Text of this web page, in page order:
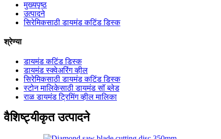
मुख्यपृष्ठ
उत्पादने
सिरेमिकसाठी डायमंड कटिंड डिस्क
श्रेण्या
डायमंड कटिंड डिस्क
डायमंड स्क्वेअरिंग व्हील
सिरेमिकसाठी डायमंड कटिंड डिस्क
स्टोन मालिकेसाठी डायमंड सॉ ब्लेड
राळ डायमंड ट्रिमिंग व्हील मालिका
वैशिष्ट्यीकृत उत्पादने